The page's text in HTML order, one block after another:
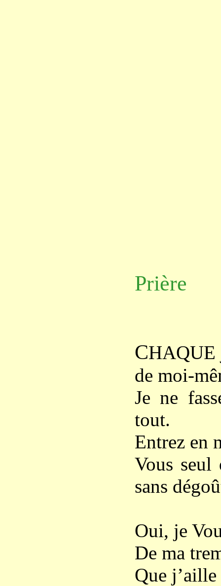
Prière
CHAQUE
de moi-
Je ne
tout.
Entrez en
Vous seul
sans
Oui, je
De ma
Que